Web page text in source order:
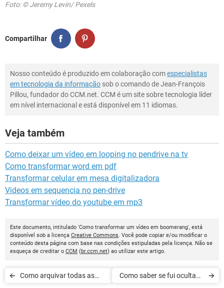
Foto: © Jeremy Levin/ Pexels
Compartilhar
Nosso conteúdo é produzido em colaboração comespecialistas
em tecnologia da informação sob o comando de Jean-François
Pillou, fundador do CCM.net. CCM é um site sobre tecnologia líder
em nível internacional e está disponível em 11 idiomas.
Veja também
Como deixar um vídeo em looping no pendrive na tv
Como transformar word em pdf
Transformar celular em mesa digitalizadora
Videos em sequencia no pen-drive
Transformar vídeo do youtube em mp3
Este documento, intitulado 'Como transformar um vídeo em boomerang', está
disponível sob a licença Creative Commons. Você pode copiar e/ou modificar o
conteúdo desta página com base nas condições estipuladas pela licença. Não se
esqueça de creditar o CCM (br.ccm.net) ao utilizar este artigo.
Como arquivar todas as
Como saber se fui ocultado